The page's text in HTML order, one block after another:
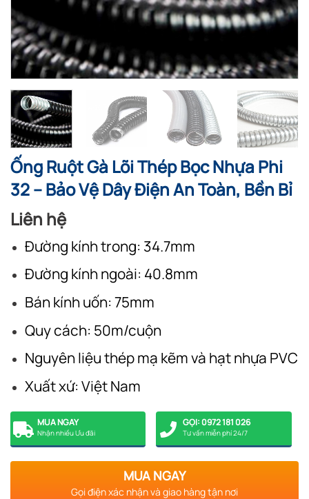
Ống Ruột Gà Lõi Thép Bọc Nhựa Phi
32 – Bảo Vệ Dây Điện An Toàn, Bền Bỉ
Liên hệ
Đường kính trong: 34.7mm
Đường kính ngoài: 40.8mm
Bán kính uốn: 75mm
Quy cách: 50m/cuộn
Nguyên liệu thép mạ kẽm và hạt nhựa PVC
Xuất xứ: Việt Nam
MUA NGAY
Nhận nhiều Ưu đãi
GỌI: 0972 181 026
Tư vấn miễn phí 24/7
MUA NGAY
Gọi điện xác nhận và giao hàng tận nơi